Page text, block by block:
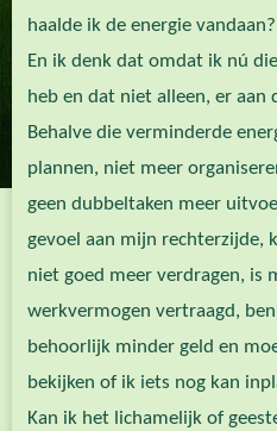
haalde ik de energie
En ik denk dat omdat ik nú
heb en dat niet alleen, er aan
Behalve die verminderde
plannen, niet meer
geen dubbeltaken meer
gevoel aan mijn rechterzijde,
niet goed meer verdragen, is
werkvermogen vertraagd,
behoorlijk minder geld en
bekijken of ik iets nog kan
Kan ik het lichamelijk of